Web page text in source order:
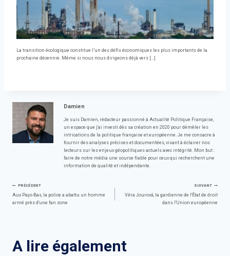
La transition écologique constitue l’un des défis économiques les plus importants de la
prochaine décennie. Même si nous nous dirigeons déjà vers […]
Damien
Je suis Damien, rédacteur passionné à Actualité Politique Française,
un espace que j'ai investi dès sa création en 2020 pour démêler les
intrications de la politique française et européenne. Je me consacre à
fournir des analyses précises et documentées, visant à éclairer nos
lecteurs sur les enjeux géopolitiques actuels avec intégrité. Mon but :
faire de notre média une source fiable pour ceux qui recherchent une
information de qualité et indépendante.
Navigation
PRÉCÉDENT
Aux Pays-Bas, la police a abattu un homme
armé près d'une fan zone
SUIVANT
Věra Jourová, la gardienne de l'État de droit
dans l'Union européenne
A lire également